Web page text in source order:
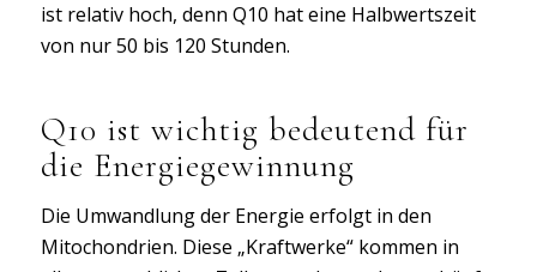
ist relativ hoch, denn Q10 hat eine Halbwertszeit
von nur 50 bis 120 Stunden.
Q10 ist wichtig bedeutend für
die Energiegewinnung
Die Umwandlung der Energie erfolgt in den
Mitochondrien. Diese „Kraftwerke“ kommen in